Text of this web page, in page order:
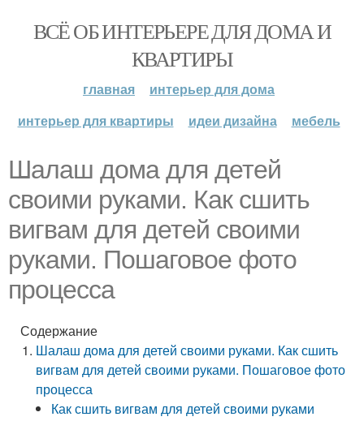
ВСЁ ОБ ИНТЕРЬЕРЕ ДЛЯ ДОМА И
КВАРТИРЫ
главная
интерьер для дома
интерьер для квартиры
идеи дизайна мебель
Шалаш дома для детей
своими руками. Как сшить
вигвам для детей своими
руками. Пошаговое фото
процесса
Содержание
Шалаш дома для детей своими руками. Как сшить
вигвам для детей своими руками. Пошаговое фото
процесса
Как сшить вигвам для детей своими руками